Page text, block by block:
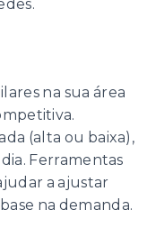
na sua área
(alta ou baixa),
Ferramentas
a ajustar
na demanda.